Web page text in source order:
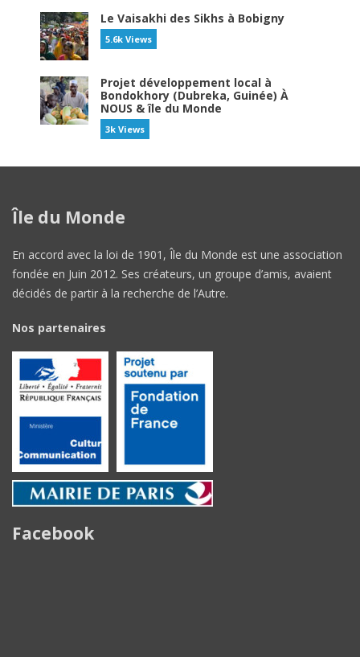
Le Vaisakhi des Sikhs à Bobigny
5.6k Views
Projet développement local à
Bondokhory (Dubreka, Guinée) À
NOUS & île du Monde
3k Views
Île du Monde
En accord avec la loi de 1901, Île du Monde est une association
fondée en Juin 2012. Ses créateurs, un groupe d’amis, avaient
décidés de partir à la recherche de l’Autre.
Nos partenaires
Facebook